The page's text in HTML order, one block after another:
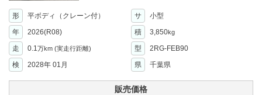
形 平ボディ（クレーン付） サ
小型
年
2026(R08) 積 3,850kg
走 0.1万km (実走行距離) 型
2RG-FEB90
検
2028年 01月 県 千葉県
販売価格